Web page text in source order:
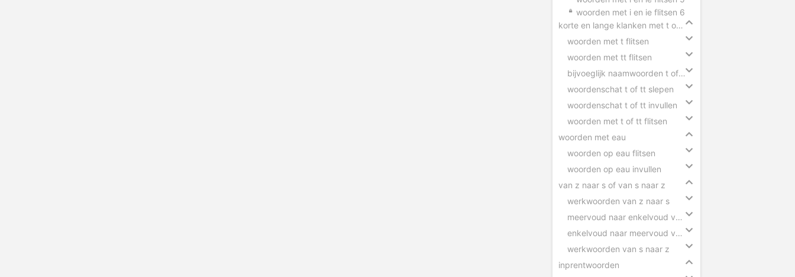
woorden met i en ie flitsen 6
korte en lange klanken met t of tt
woorden met t flitsen
woorden met tt flitsen
bijvoeglijk naamwoorden t of tt
woordenschat t of tt slepen
woordenschat t of tt invullen
woorden met t of tt flitsen
woorden met eau
woorden op eau flitsen
woorden op eau invullen
van z naar s of van s naar z
werkwoorden van z naar s
meervoud naar enkelvoud van z naar s
enkelvoud naar meervoud van s naar z
werkwoorden van s naar z
inprentwoorden